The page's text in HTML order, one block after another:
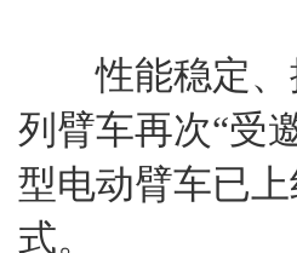
性能稳定、
列臂车再次“受
型电动臂车已
式。